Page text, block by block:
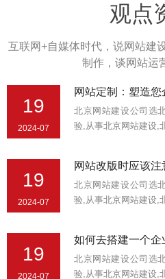
观点
互联网+自媒体时代，说网站建
制作，谈网站运
19
2024-07
网站定制：塑造
北京网站建设公司选
验,从事北京网站建设,
19
2024-07
网站改版时应该
北京网站建设公司选
验,从事北京网站建设,
19
2024-07
如何去搭建一个企
北京网站建设公司选
验,从事北京网站建设,